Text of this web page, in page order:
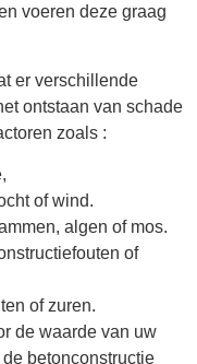
voeren deze graag
er verschillende
ontstaan van schade
zoals :
of wind.
algen of mos.
of
of zuren.
de waarde van uw
betonconstructie